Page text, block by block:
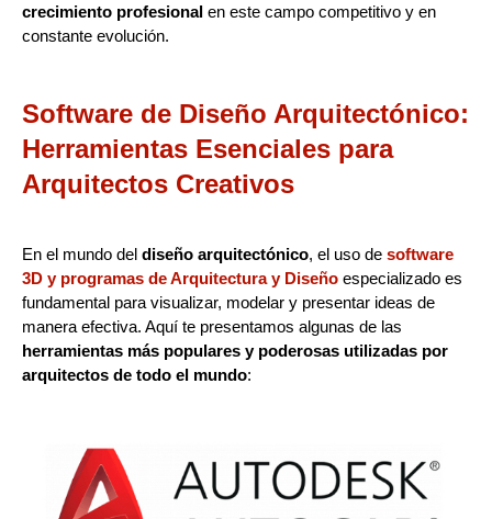
crecimiento profesional en este campo competitivo y en
constante evolución.
Software de Diseño Arquitectónico:
Herramientas Esenciales para
Arquitectos Creativos
En el mundo del diseño arquitectónico, el uso de software
3D y programas de Arquitectura y Diseño especializado es
fundamental para visualizar, modelar y presentar ideas de
manera efectiva. Aquí te presentamos algunas de las
herramientas más populares y poderosas utilizadas por
arquitectos de todo el mundo: